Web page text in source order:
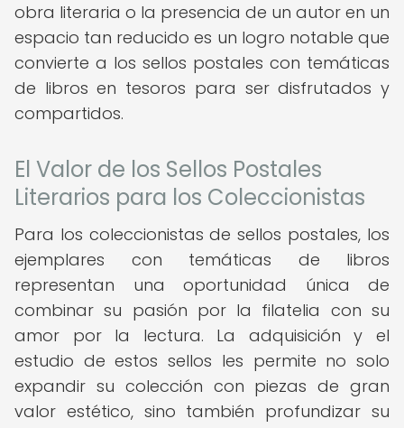
obra literaria o la presencia de un autor en un
espacio tan reducido es un logro notable que
convierte a los sellos postales con temáticas
de libros en tesoros para ser disfrutados y
compartidos.
El Valor de los Sellos Postales
Literarios para los Coleccionistas
Para los coleccionistas de sellos postales, los
ejemplares con temáticas de libros
representan una oportunidad única de
combinar su pasión por la filatelia con su
amor por la lectura. La adquisición y el
estudio de estos sellos les permite no solo
expandir su colección con piezas de gran
valor estético, sino también profundizar su